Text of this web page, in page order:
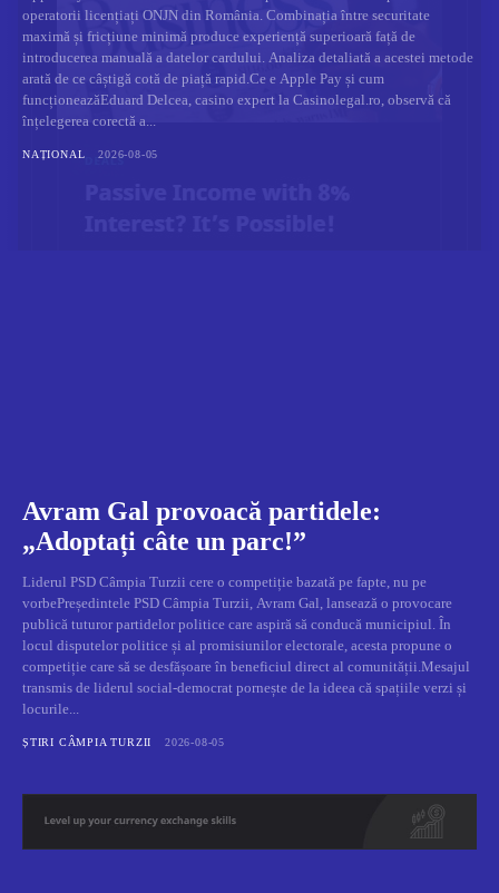
operatorii licențiați ONJN din România. Combinația între securitate
maximă și fricțiune minimă produce experiență superioară față de
introducerea manuală a datelor cardului. Analiza detaliată a acestei metode
arată de ce câștigă cotă de piață rapid.Ce e Apple Pay și cum
funcționeazăEduard Delcea, casino expert la Casinolegal.ro, observă că
înțelegerea corectă a...
NAȚIONAL 2026-08-05
Avram Gal provoacă partidele:
„Adoptați câte un parc!”
Liderul PSD Câmpia Turzii cere o competiție bazată pe fapte, nu pe
vorbePreședintele PSD Câmpia Turzii, Avram Gal, lansează o provocare
publică tuturor partidelor politice care aspiră să conducă municipiul. În
locul disputelor politice și al promisiunilor electorale, acesta propune o
competiție care să se desfășoare în beneficiul direct al comunității.Mesajul
transmis de liderul social-democrat pornește de la ideea că spațiile verzi și
locurile...
ȘTIRI CÂMPIA TURZII 2026-08-05